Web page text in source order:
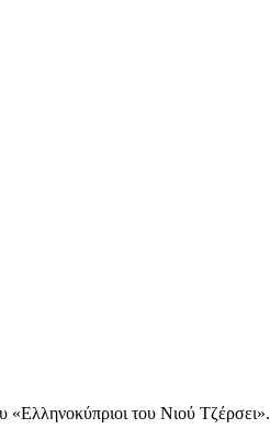
του Νιού